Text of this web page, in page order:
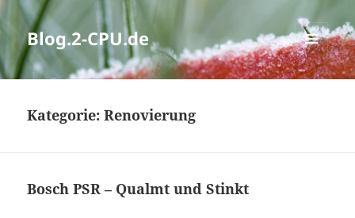
Blog.2-CPU.de
MENÜ
UND
Kategorie:Renovierung
Bosch PSR – Qualmt und Stinkt